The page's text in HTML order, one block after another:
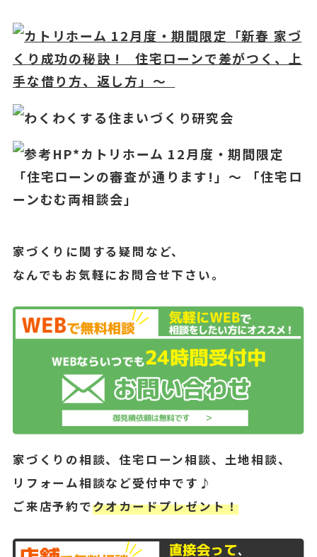
カトリホーム 12月度・期間限定「新春 家づ
くり成功の秘訣 ! 住宅ローンで差がつく、上
手な借り方、返し方」～
わくわくする住まいづくり研究会
参考HP*カトリホーム 12月度・期間限定
「住宅ローンの審査が通ります!」～ 「住宅ロ
ーンむむ両相談会」
家づくりに関する疑問など、
なんでもお気軽にお問合せ下さい。
家づくりの相談、住宅ローン相談、土地相談、
リフォーム相談など受付中です♪
ご来店予約でクオカードプレゼント！